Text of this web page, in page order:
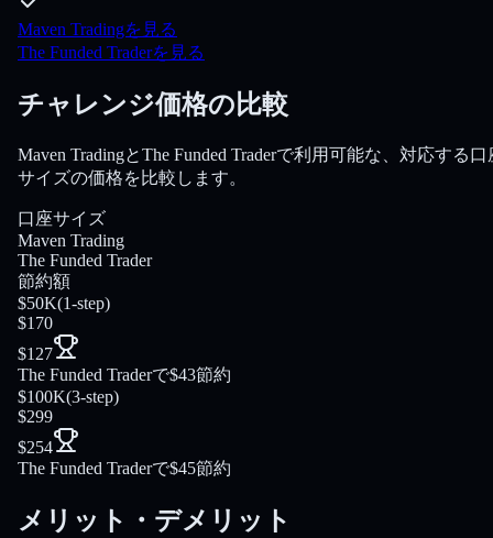
Maven Tradingを見る
The Funded Traderを見る
チャレンジ価格の比較
Maven TradingとThe Funded Traderで利用可能な、対応する口
サイズの価格を比較します。
口座サイズ
Maven Trading
The Funded Trader
節約額
$50K(1-step)
$170
$127
The Funded Traderで$43節約
$100K(3-step)
$299
$254
The Funded Traderで$45節約
メリット・デメリット